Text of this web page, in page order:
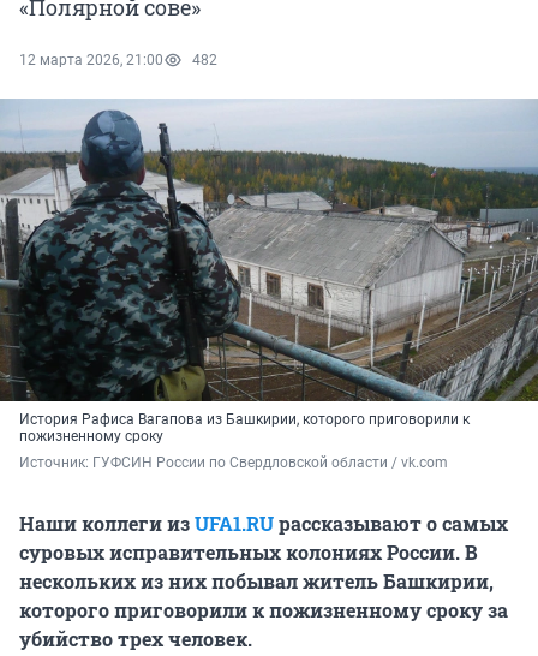
«Полярной сове»
12 марта 2026, 21:00 482
История Рафиса Вагапова из Башкирии, которого приговорили к
пожизненному сроку
Источник: ГУФСИН России по Свердловской области / vk.com
Наши коллеги изUFA1.RUрассказывают о самых
суровых исправительных колониях России. В
нескольких из них побывал житель Башкирии,
которого приговорили к пожизненному сроку за
убийство трех человек.